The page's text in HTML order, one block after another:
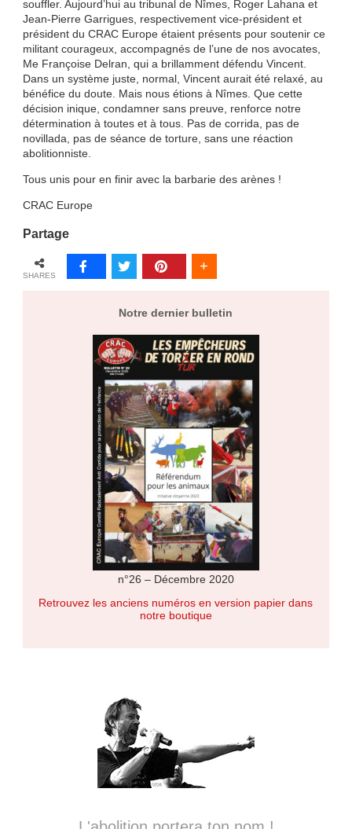
souffler. Aujourd’hui au tribunal de Nîmes, Roger Lahana et
Jean-Pierre Garrigues, respectivement vice-président et
président du CRAC Europe étaient présents pour soutenir ce
militant courageux, accompagnés de l’une de nos avocates,
Me Françoise Delran, qui a brillamment défendu Vincent.
Dans un système juste, normal, Vincent aurait été relaxé, au
bénéfice du doute. Mais nous étions à Nîmes. Que cette
décision inique, condamner sans preuve, renforce notre
détermination à toutes et à tous. Pas de corrida, pas de
novillada, pas de séance de torture, sans une réaction
abolitionniste.
Tous unis pour en finir avec la barbarie des arènes !
CRAC Europe
Partage
SHARES
Notre dernier bulletin
n°26 – Décembre 2020
Retrouvez les anciens numéros en version papier dans
notre boutique